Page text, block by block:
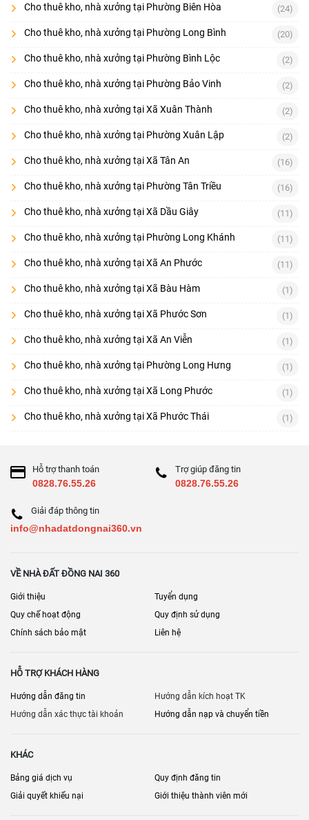
Cho thuê kho, nhà xưởng tại Phường Biên Hòa (24)
Cho thuê kho, nhà xưởng tại Phường Long Bình (20)
Cho thuê kho, nhà xưởng tại Phường Bình Lộc (2)
Cho thuê kho, nhà xưởng tại Phường Bảo Vinh (2)
Cho thuê kho, nhà xưởng tại Xã Xuân Thành (2)
Cho thuê kho, nhà xưởng tại Phường Xuân Lập (2)
Cho thuê kho, nhà xưởng tại Xã Tân An (16)
Cho thuê kho, nhà xưởng tại Phường Tân Triều (16)
Cho thuê kho, nhà xưởng tại Xã Dầu Giây (11)
Cho thuê kho, nhà xưởng tại Phường Long Khánh (11)
Cho thuê kho, nhà xưởng tại Xã An Phước (11)
Cho thuê kho, nhà xưởng tại Xã Bàu Hàm (1)
Cho thuê kho, nhà xưởng tại Xã Phước Sơn (1)
Cho thuê kho, nhà xưởng tại Xã An Viễn (1)
Cho thuê kho, nhà xưởng tại Phường Long Hưng (1)
Cho thuê kho, nhà xưởng tại Xã Long Phước (1)
Cho thuê kho, nhà xưởng tại Xã Phước Thái (1)
Hỗ trợ thanh toán
0828.76.55.26
Trợ giúp đăng tin
0828.76.55.26
Giải đáp thông tin
info@nhadatdongnai360.vn
VỀ NHÀ ĐẤT ĐỒNG NAI 360
Giới thiệu
Tuyển dụng
Quy chế hoạt động
Quy định sử dụng
Chính sách bảo mật
Liên hệ
HỖ TRỢ KHÁCH HÀNG
Hướng dẫn đăng tin
Hướng dẫn kích hoạt TK
Hướng dẫn xác thực tài khoản
Hướng dẫn nạp và chuyển tiền
KHÁC
Bảng giá dịch vụ
Quy định đăng tin
Giải quyết khiếu nại
Giới thiệu thành viên mới